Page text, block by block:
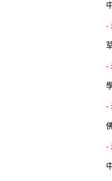
-
-
-
-